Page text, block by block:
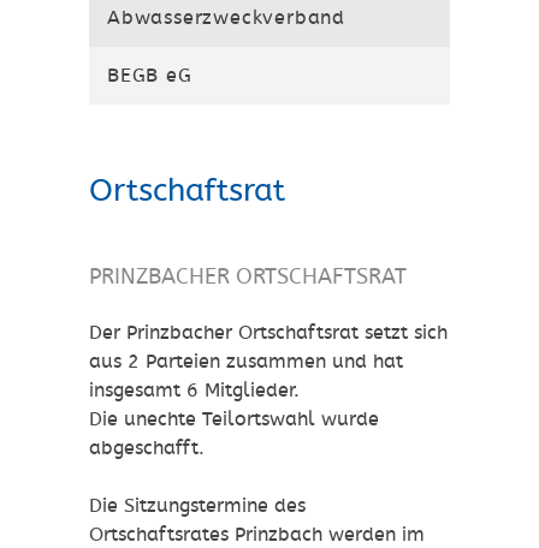
Abwasserzweckverband
BEGB eG
Ortschaftsrat
PRINZBACHER ORTSCHAFTSRAT
Der Prinzbacher Ortschaftsrat setzt sich
aus 2 Parteien zusammen und hat
insgesamt 6 Mitglieder.
Die unechte Teilortswahl wurde
abgeschafft.
Die Sitzungstermine des
Ortschaftsrates Prinzbach werden im